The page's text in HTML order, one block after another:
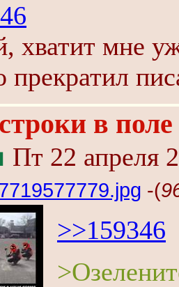
хватит мне
прекратил
в
Пт 22 апреля
-(
>>159346